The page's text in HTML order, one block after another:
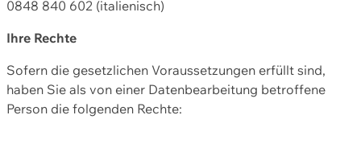
0848 840 602 (italienisch)
Ihre Rechte
Sofern die gesetzlichen Voraussetzungen erfüllt sind,
haben Sie als von einer Datenbearbeitung betroffene
Person die folgenden Rechte: